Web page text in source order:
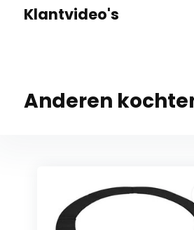
Klantvideo's
Anderen